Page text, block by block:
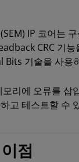
IP 코어는 구
CRC 기
Bits 기술을 사용
모리에 오류를
고 테스트할 수
점